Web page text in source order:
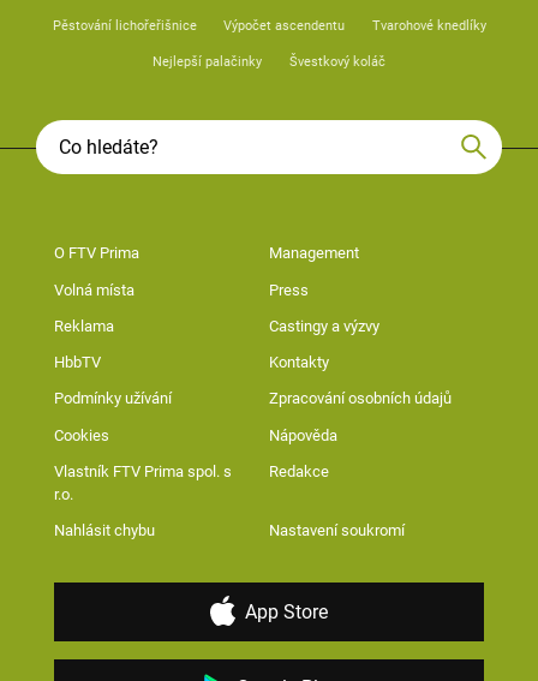
Pěstování lichořeřišnice Výpočet ascendentu Tvarohové knedlíky
Nejlepší palačinky Švestkový koláč
O FTV Prima Management
Volná místa Press
Reklama Castingy a výzvy
HbbTV Kontakty
Podmínky užívání Zpracování osobních údajů
Cookies Nápověda
Vlastník FTV Prima spol. s
r.o.
Redakce
Nahlásit chybu Nastavení soukromí
App Store